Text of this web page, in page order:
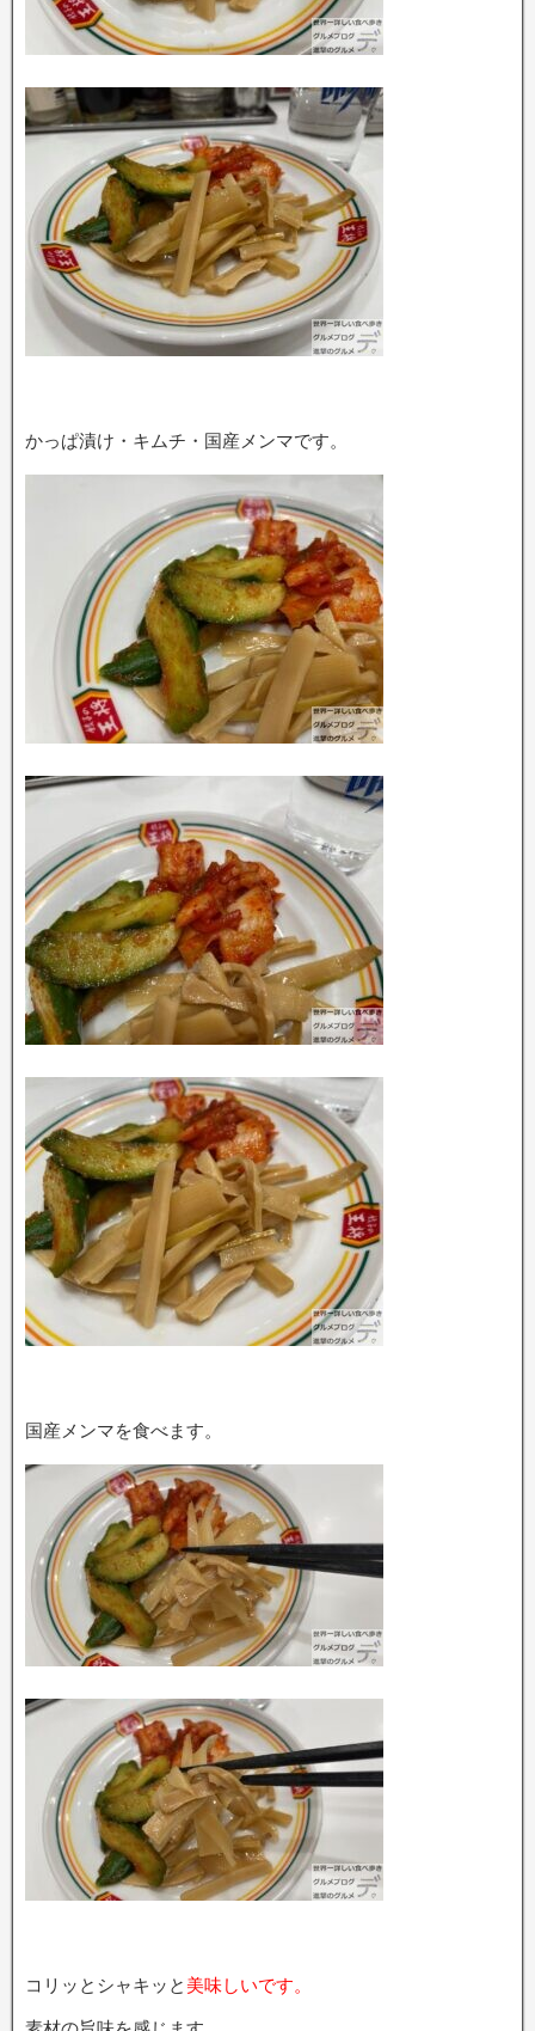
かっぱ漬け・キムチ・国産メンマです。
国産メンマを食べます。
コリッとシャキッと 美味しいです。